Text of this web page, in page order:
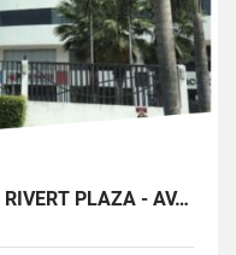
VENTA OFICINA ESQUINERA - RIVERT PLAZA - AV. LEÓN FEBRES CORDERO